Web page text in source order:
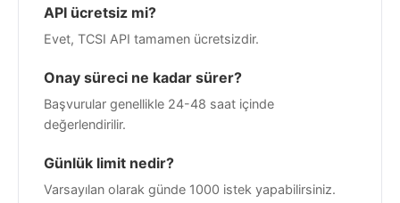
API ücretsiz mi?
Evet, TCSI API tamamen ücretsizdir.
Onay süreci ne kadar sürer?
Başvurular genellikle 24-48 saat içinde
değerlendirilir.
Günlük limit nedir?
Varsayılan olarak günde 1000 istek yapabilirsiniz.